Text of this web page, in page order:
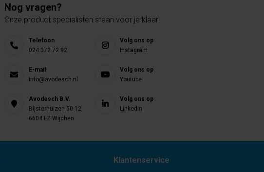
Nog vragen?
Onze product specialisten staan voor je klaar!
Telefoon
024 372 72 92
E-mail
info@avodesch.nl
Avodesch B.V.
Bijsterhuizen 50-12
6604 LZ Wijchen
Volg ons op
Instagram
Volg ons op
Youtube
Volg ons op
Linkedin
Klantenservice